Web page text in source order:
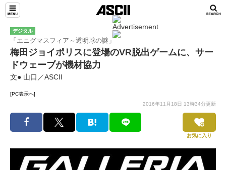
デジタル
「エニグマスフィア～透明球の謎」
梅田ジョイポリスに登場のVR脱出ゲームに、サー
ドウェーブが機材協力
文● 山口／ASCII
[PC表示へ]
2016年11月18日 13時34分更新
お気に入り